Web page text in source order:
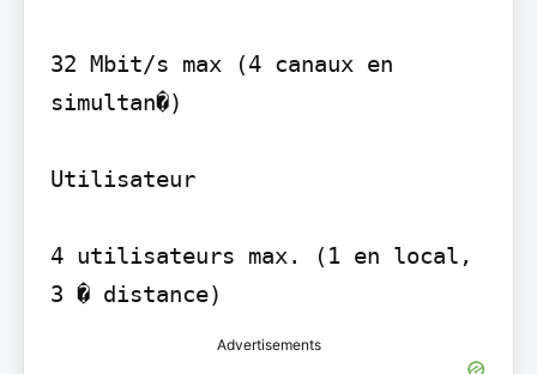
32 Mbit/s max (4 canaux en
simultan�)
Utilisateur
4 utilisateurs max. (1 en local,
3 � distance)
Advertisements